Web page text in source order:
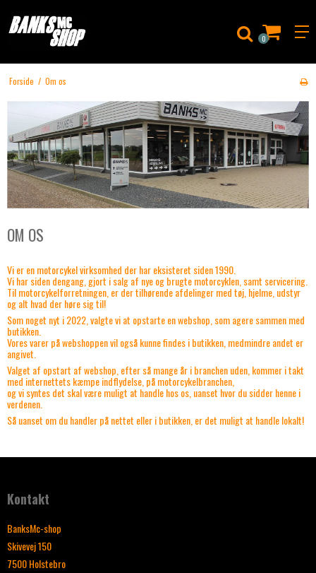
0
Forside / Om os
OM OS
Vi er en motorcykel virksomhed der har eksisteret siden 1990.
Vi har siden dengang, gjort i salg af nye og brugte motorcyklen, samt servicering.
Til motorcykelforretningen, er der tilhørende afdelinger med tøj, hjelme, udstyr
og alt hvad der høre sig til!
Som noget nyt i 2022, valgte vi at opstarte en webshop, som agere sammen med
butikken.
Vores varer på webshoppen vil også kunne findes i butikken, medmindre andet er
angivet.
Valget af opstart af webshop, efter så mange år i branchen uden, kommer i takt
med internettets kæmpe indflydelse, på motorcykelbranchen,
og vi syntes det skal være muligt at handle hos os, uanset hvor du sidder henne i
verdenen.
Så uanset om du handler på nettet eller i butikken, er det muligt at handle lokalt!
Kontakt
BanksMc-shop
Skivevej 150
7500 Holstebro